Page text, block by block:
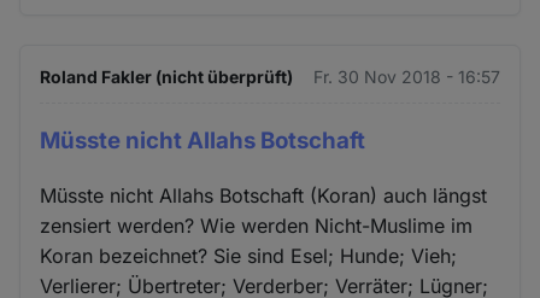
Roland Fakler (nicht überprüft) Fr. 30 Nov 2018 - 16:57
Müsste nicht Allahs Botschaft
Müsste nicht Allahs Botschaft (Koran) auch längst
zensiert werden? Wie werden Nicht-Muslime im
Koran bezeichnet? Sie sind Esel; Hunde; Vieh;
Verlierer; Übertreter; Verderber; Verräter; Lügner;